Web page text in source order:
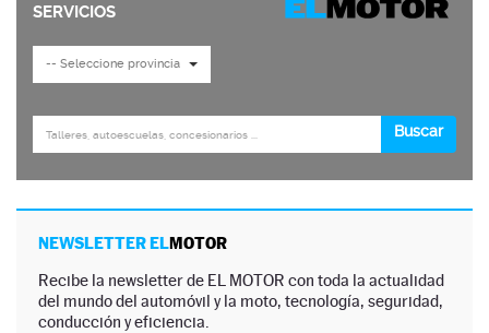
NEWSLETTER ELMOTOR
Recibe la newsletter de EL MOTOR con toda la actualidad
del mundo del automóvil y la moto, tecnología, seguridad,
conducción y eficiencia.